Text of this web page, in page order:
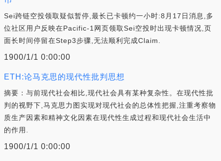
Sei跨链空投领取疑似暂停,最长已卡顿约一小时:8月17日消息,多
位社区用户反映在Pacific-1网页领取Sei空投时出现卡顿情况,页
面长时间停留在Step3步骤,无法顺利完成Claim.
1900/1/1 0:00:00
ETH:论马克思的现代性批判思想
摘要：与前现代社会相比,现代社会具有某种复杂性。在现代性批
判的视野下,马克思力图实现对现代社会的总体性把握,注重考察物
质生产因素和精神文化因素在现代性生成过程和现代社会生活中
的作用.
1900/1/1 0:00:00